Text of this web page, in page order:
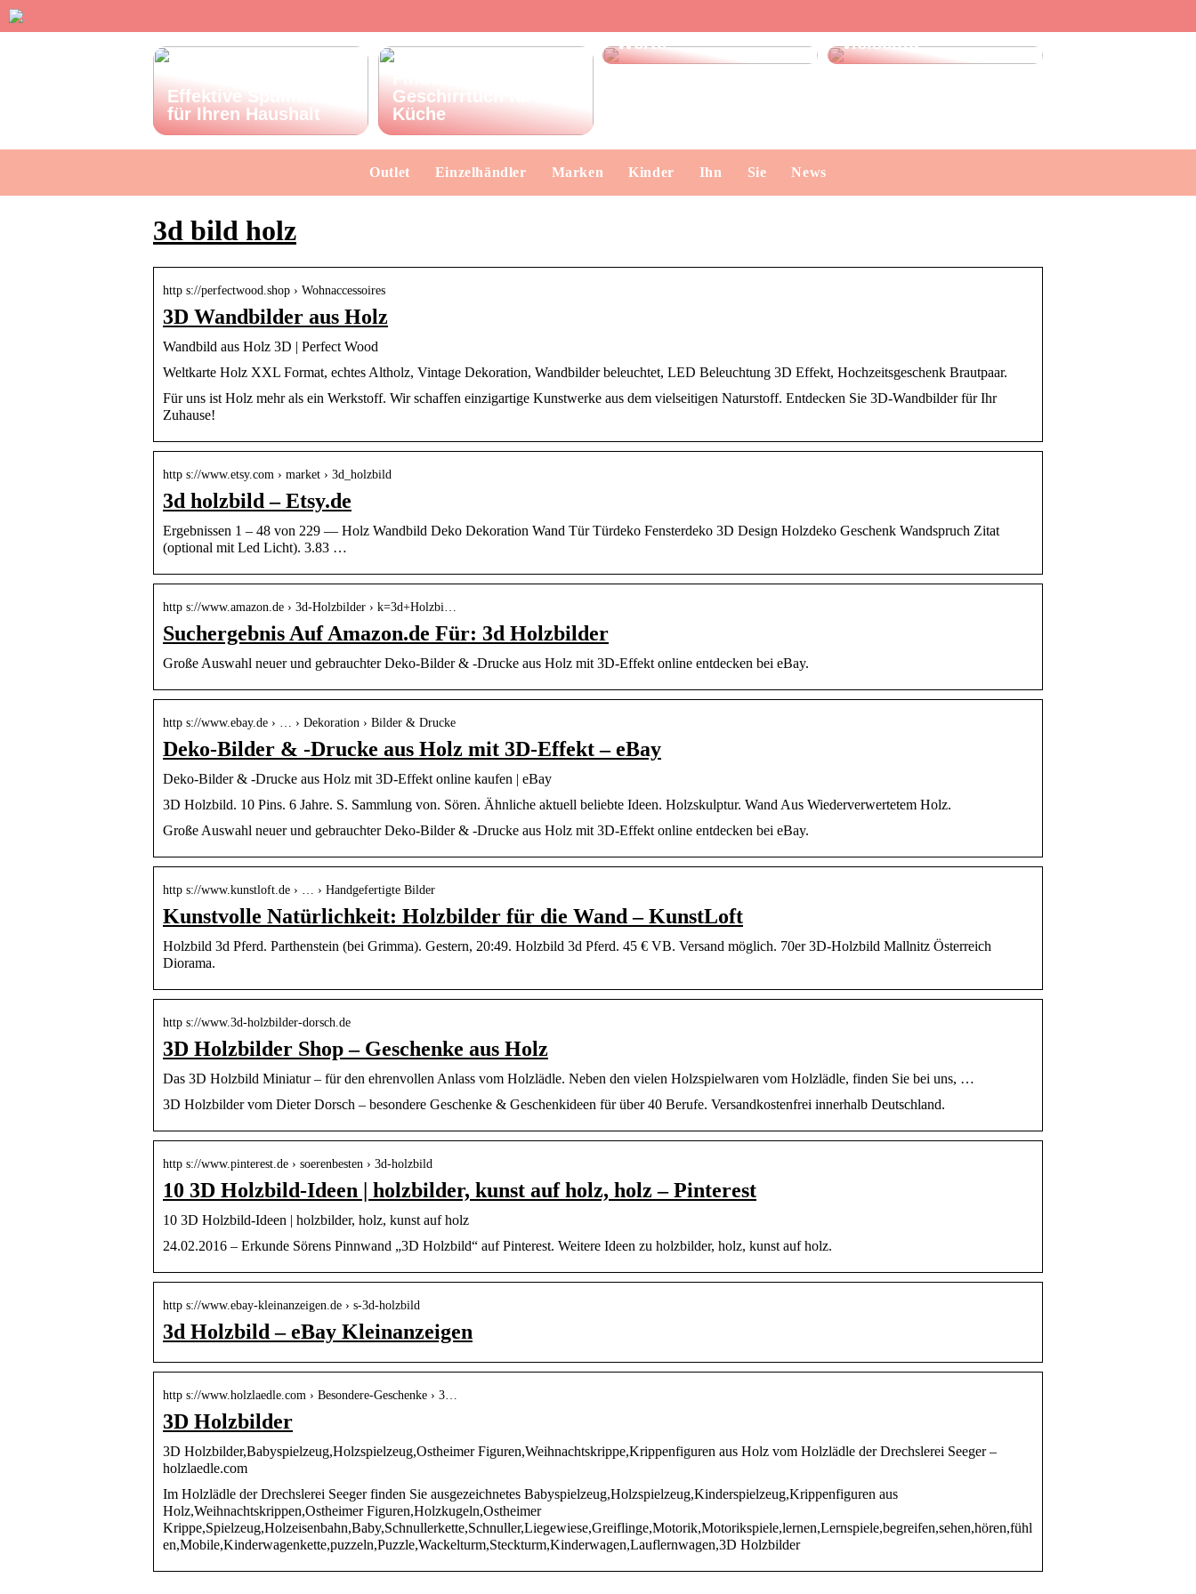
Effektive Spülmittel
für Ihren Haushalt
Geschirrtuch für Ihre
Küche
Werte
vielseitig
Outlet Einzelhändler Marken Kinder Ihn Sie News
3d bild holz
http s://perfectwood.shop › Wohnaccessoires
3D Wandbilder aus Holz
Wandbild aus Holz 3D | Perfect Wood
Weltkarte Holz XXL Format, echtes Altholz, Vintage Dekoration, Wandbilder beleuchtet, LED Beleuchtung 3D Effekt, Hochzeitsgeschenk Brautpaar.
Für uns ist Holz mehr als ein Werkstoff. Wir schaffen einzigartige Kunstwerke aus dem vielseitigen Naturstoff. Entdecken Sie 3D-Wandbilder für Ihr
Zuhause!
http s://www.etsy.com › market › 3d_holzbild
3d holzbild – Etsy.de
Ergebnissen 1 – 48 von 229 — Holz Wandbild Deko Dekoration Wand Tür Türdeko Fensterdeko 3D Design Holzdeko Geschenk Wandspruch Zitat
(optional mit Led Licht). 3.83 …
http s://www.amazon.de › 3d-Holzbilder › k=3d+Holzbi…
Suchergebnis Auf Amazon.de Für: 3d Holzbilder
Große Auswahl neuer und gebrauchter Deko-Bilder & -Drucke aus Holz mit 3D-Effekt online entdecken bei eBay.
http s://www.ebay.de › … › Dekoration › Bilder & Drucke
Deko-Bilder & -Drucke aus Holz mit 3D-Effekt – eBay
Deko-Bilder & -Drucke aus Holz mit 3D-Effekt online kaufen | eBay
3D Holzbild. 10 Pins. 6 Jahre. S. Sammlung von. Sören. Ähnliche aktuell beliebte Ideen. Holzskulptur. Wand Aus Wiederverwertetem Holz.
Große Auswahl neuer und gebrauchter Deko-Bilder & -Drucke aus Holz mit 3D-Effekt online entdecken bei eBay.
http s://www.kunstloft.de › … › Handgefertigte Bilder
Kunstvolle Natürlichkeit: Holzbilder für die Wand – KunstLoft
Holzbild 3d Pferd. Parthenstein (bei Grimma). Gestern, 20:49. Holzbild 3d Pferd. 45 € VB. Versand möglich. 70er 3D-Holzbild Mallnitz Österreich
Diorama.
http s://www.3d-holzbilder-dorsch.de
3D Holzbilder Shop – Geschenke aus Holz
Das 3D Holzbild Miniatur – für den ehrenvollen Anlass vom Holzlädle. Neben den vielen Holzspielwaren vom Holzlädle, finden Sie bei uns, …
3D Holzbilder vom Dieter Dorsch – besondere Geschenke & Geschenkideen für über 40 Berufe. Versandkostenfrei innerhalb Deutschland.
http s://www.pinterest.de › soerenbesten › 3d-holzbild
10 3D Holzbild-Ideen | holzbilder, kunst auf holz, holz – Pinterest
10 3D Holzbild-Ideen | holzbilder, holz, kunst auf holz
24.02.2016 – Erkunde Sörens Pinnwand „3D Holzbild“ auf Pinterest. Weitere Ideen zu holzbilder, holz, kunst auf holz.
http s://www.ebay-kleinanzeigen.de › s-3d-holzbild
3d Holzbild – eBay Kleinanzeigen
http s://www.holzlaedle.com › Besondere-Geschenke › 3…
3D Holzbilder
3D Holzbilder,Babyspielzeug,Holzspielzeug,Ostheimer Figuren,Weihnachtskrippe,Krippenfiguren aus Holz vom Holzlädle der Drechslerei Seeger –
holzlaedle.com
Im Holzlädle der Drechslerei Seeger finden Sie ausgezeichnetes Babyspielzeug,Holzspielzeug,Kinderspielzeug,Krippenfiguren aus
Holz,Weihnachtskrippen,Ostheimer Figuren,Holzkugeln,Ostheimer
Krippe,Spielzeug,Holzeisenbahn,Baby,Schnullerkette,Schnuller,Liegewiese,Greiflinge,Motorik,Motorikspiele,lernen,Lernspiele,begreifen,sehen,hören,fühl
en,Mobile,Kinderwagenkette,puzzeln,Puzzle,Wackelturm,Steckturm,Kinderwagen,Lauflernwagen,3D Holzbilder